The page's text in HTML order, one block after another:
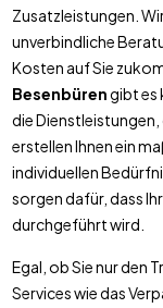
Zusatzleistungen.
unverbindliche
Kosten auf Sie
Besenbürengibt es
die Dienstleistungen,
erstellen Ihnen ein
individuellen
sorgen dafür, dass Ihr
durchgeführt wird.
Egal, ob Sie nur den
Services wie das